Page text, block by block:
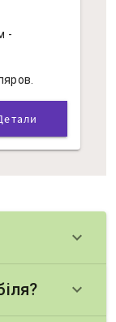
-
keyboard_arrow_down
keyboard_arrow_down